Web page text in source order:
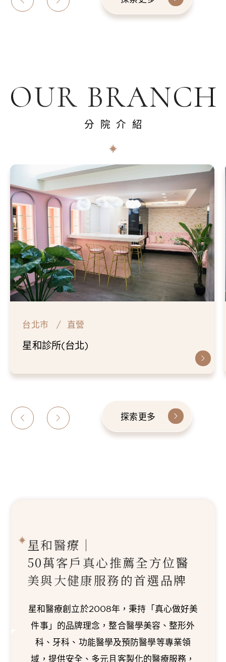
OUR BRANCH
分院介紹
台北市 直營
星和診所(台北)
探索更多
星和醫療｜
50萬客戶真心推薦全方位醫
美與大健康服務的首選品牌
星和醫療創立於2008年，秉持「真心做好美
件事」的品牌理念，整合醫學美容、整形外
科、牙科、功能醫學及預防醫學等專業領
域，提供安全、多元且客製化的醫療服務，